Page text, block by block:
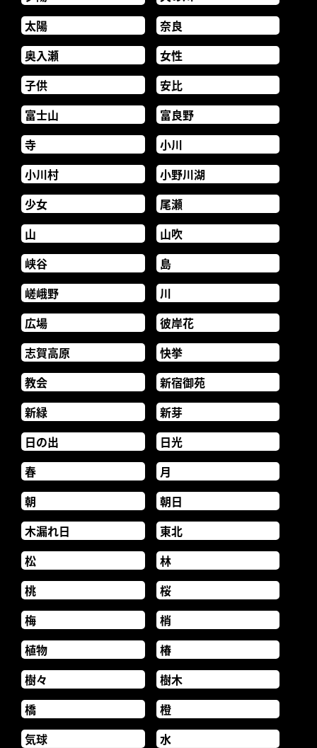
太陽
奈良
奥入瀬
女性
子供
安比
富士山
富良野
寺
小川
小川村
小野川湖
少女
尾瀬
山
山吹
峡谷
島
嵯峨野
川
広場
彼岸花
志賀高原
快挙
教会
新宿御苑
新緑
新芽
日の出
日光
春
月
朝
朝日
木漏れ日
東北
松
林
桃
桜
梅
梢
植物
椿
樹々
樹木
橋
橙
気球
水